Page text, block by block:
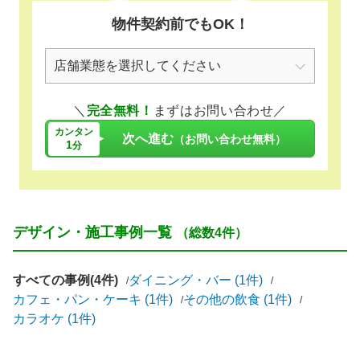
物件契約前でもOK！
＼ 完全無料！ まずはお問い合わせ／
カンタン
1分 次へ進む （お問い合わせ無料）
デザイン・施工事例一覧 （総数4件）
すべての事例(4件)
ダイニング・バー (1件)
カフェ・パン・ケーキ (1件)
その他の飲食 (1件)
カラオケ (1件)